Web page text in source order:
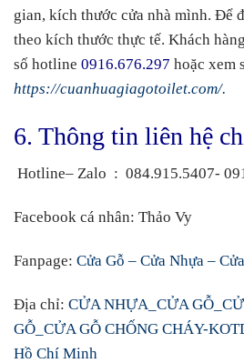
gian, kích thước cửa nhà mình. Để
theo kích thước thực tế. Khách
số hotline 0916.676.297 hoặc xem
https://cuanhuagiagotoilet.com/.
6. Thông tin liên hệ
Hotline– Zalo : 084.915.5407-
Facebook cá nhân: Thảo Vy
Fanpage: Cửa Gỗ – Cửa Nhựa –
Địa chỉ: CỬA NHỰA_CỬA
GỖ_CỬA GỖ CHỐNG CHÁY-
Hồ Chí Minh